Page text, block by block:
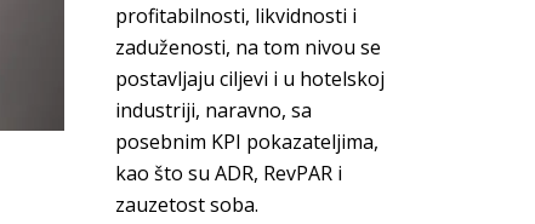
profitabilnosti, likvidnosti i
zaduženosti, na tom nivou se
postavljaju ciljevi i u hotelskoj
industriji, naravno, sa
posebnim KPI pokazateljima,
kao što su ADR, RevPAR i
zauzetost soba.